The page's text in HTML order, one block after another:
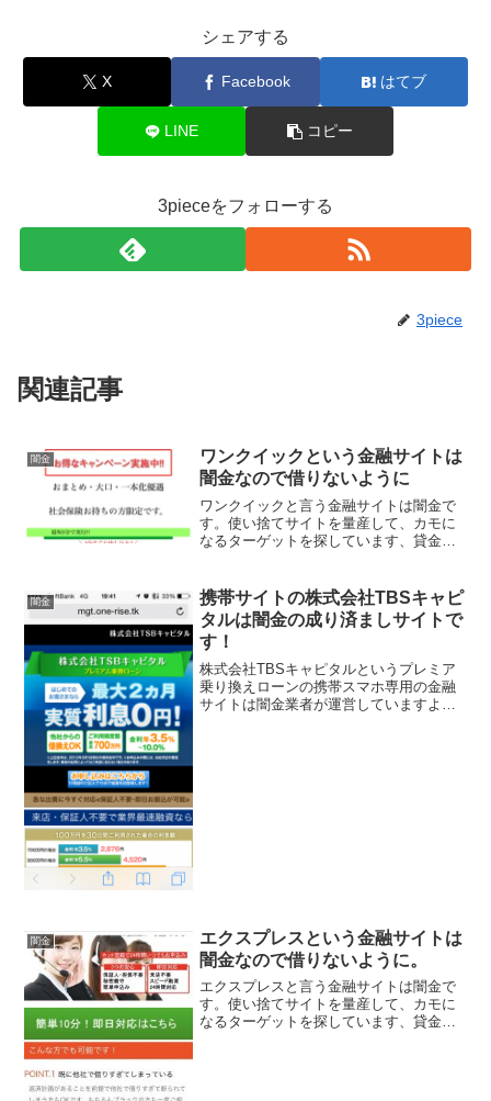
シェアする
X Facebook はてブ
LINE コピー
3pieceをフォローする
3piece
関連記事
闇金
ワンクイックという金融サイトは
闇金なので借りないように
ワンクイックと言う金融サイトは闇金で
す。使い捨てサイトを量産して、カモに
なるターゲットを探しています、貸金会
業者なので、絶対に申し込まないように
してください。今現在金融...
闇金
携帯サイトの株式会社TBSキャピ
タルは闇金の成り済ましサイトで
す！
株式会社TBSキャピタルというプレミア
乗り換えローンの携帯スマホ専用の金融
サイトは闇金業者が運営していますよ！
闇金
エクスプレスという金融サイトは
闇金なので借りないように。
エクスプレスと言う金融サイトは闇金で
す。使い捨てサイトを量産して、カモに
なるターゲットを探しています、貸金会